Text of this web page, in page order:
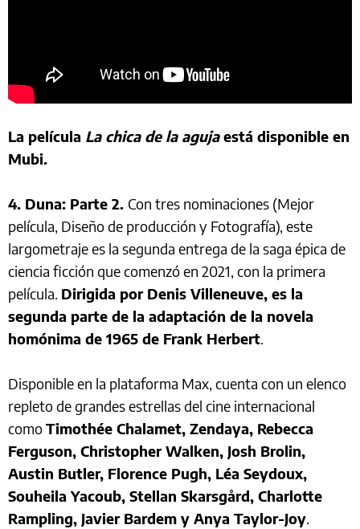
La película La chica de la agujaestá disponible en
Mubi.
4. Duna: Parte 2. Con tres nominaciones (Mejor
película, Diseño de producción y Fotografía), este
largometraje es la segunda entrega de la saga épica de
ciencia ficción que comenzó en 2021, con la primera
película. Dirigida por Denis Villeneuve, es la
segunda parte de la adaptación de la novela
homónima de 1965 de Frank Herbert.
Disponible en la plataforma Max, cuenta con un elenco
repleto de grandes estrellas del cine internacional
comoTimothée Chalamet, Zendaya, Rebecca
Ferguson, Christopher Walken, Josh Brolin,
Austin Butler, Florence Pugh, Léa Seydoux,
Souheila Yacoub, Stellan Skarsgård, Charlotte
Rampling, Javier Bardem y Anya Taylor-Joy.